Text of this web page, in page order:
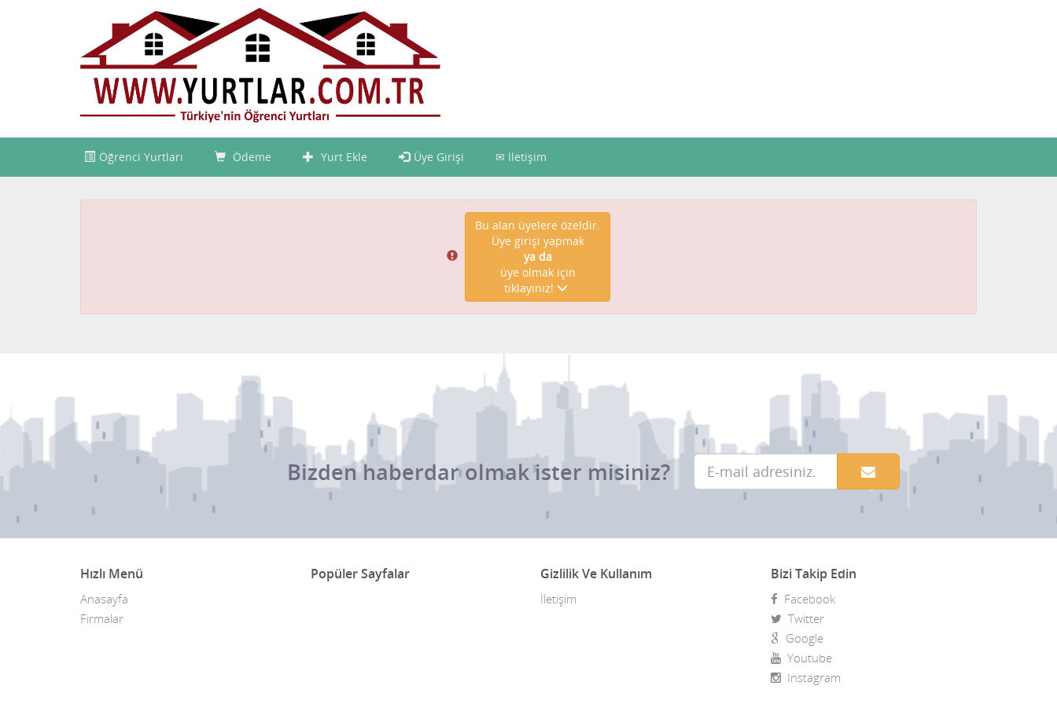
Öğrenci Yurtları Ödeme Yurt Ekle Üye Girişi İletişim
Bu alan üyelere özeldir.
Üye girişi yapmak
ya da
üye olmak için
tıklayınız!
Bizden haberdar olmak ister misiniz?
Hızlı Menü
Anasayfa
Firmalar
Popüler Sayfalar Gizlilik Ve Kullanım
İletişim
Bizi Takip Edin
Facebook
Twitter
Google
Youtube
Instagram